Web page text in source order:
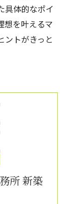
具体的なポイ
想を叶えるマ
ントがきっと
所 新築